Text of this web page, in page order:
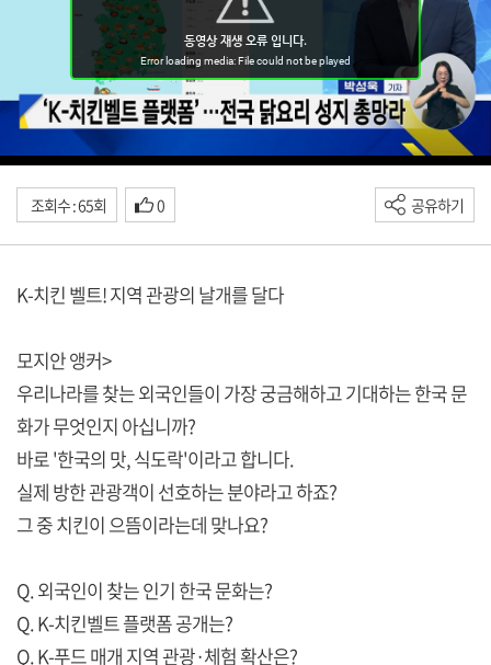
조회수 : 65회 0 공유하기
K-치킨 벨트! 지역 관광의 날개를 달다
모지안 앵커>
우리나라를 찾는 외국인들이 가장 궁금해하고 기대하는 한국 문
화가 무엇인지 아십니까?
바로 '한국의 맛, 식도락'이라고 합니다.
실제 방한 관광객이 선호하는 분야라고 하죠?
그 중 치킨이 으뜸이라는데 맞나요?
Q. 외국인이 찾는 인기 한국 문화는?
Q. K-치킨벨트 플랫폼 공개는?
Q. K-푸드 매개 지역 관광·체험 확산은?